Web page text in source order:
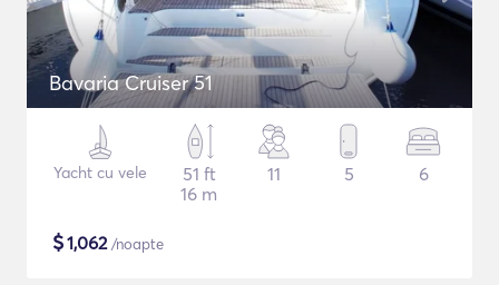
Bavaria Cruiser 51
Yacht cu vele
51 ft
16 m
11 5 6
$1,062/noapte